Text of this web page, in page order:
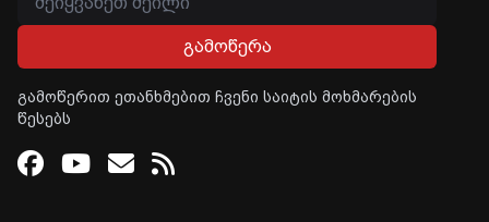
გამოწერა
გამოწერით ეთანხმებით ჩვენი საიტის მოხმარების
წესებს
Facebook
Youtube
Email
RSS